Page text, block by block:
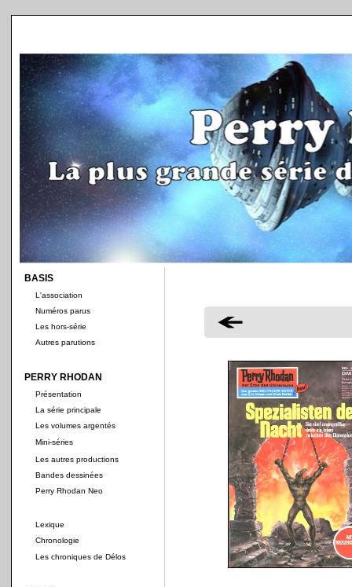
BASIS
L'association
Numéros parus
Les hors-série
Autres parutions
PERRY RHODAN
Présentation
La série principale
Les volumes argentés
Mini-séries
Les autres productions
Bandes dessinées
Perry Rhodan Neo
Lexique
Chronologie
Les chroniques de Délos